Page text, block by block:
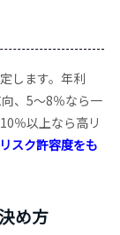
します。年利
、5〜8％なら一
％以上なら高リ
スク許容度をも
め方